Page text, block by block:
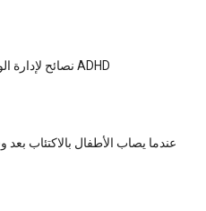
نصائح لإدارة الوقت للبالغين مع ADHD
عندما يصاب الأطفال بالاكتئاب بعد